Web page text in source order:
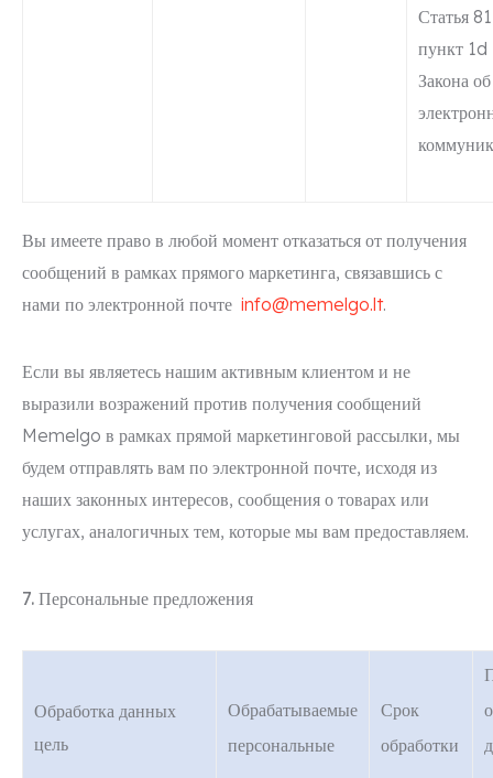
Статья
пункт 1d
Закона об
Вы имеете право в любой момент отказаться от получения
сообщений в рамках прямого маркетинга, связавшись с
нами по электронной почте info@memelgo.lt.
Если вы являетесь нашим активным клиентом и не
выразили возражений против получения сообщений
Memelgo в рамках прямой маркетинговой рассылки, мы
будем отправлять вам по электронной почте, исходя из
наших законных интересов, сообщения о товарах или
услугах, аналогичных тем, которые мы вам предоставляем.
7. Персональные предложения
Обработка данных
цель
Обрабатываемые
персональные
Срок
обработки